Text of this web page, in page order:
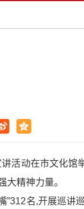
活动在市文化馆
大精神力量。
”312名,开展巡讲